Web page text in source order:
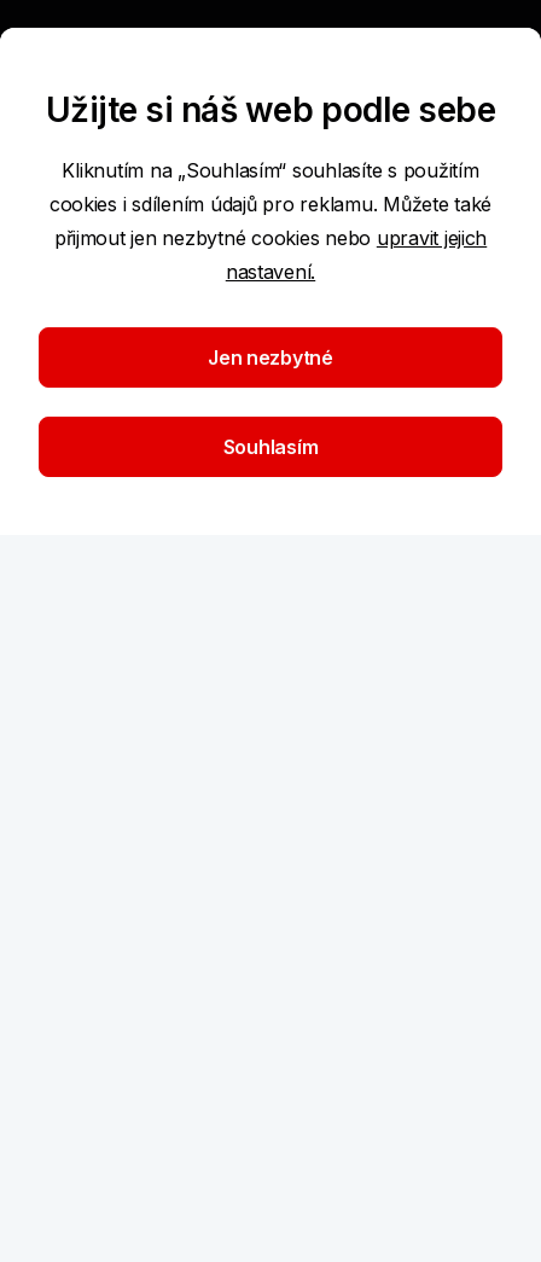
Nabídka
Nástroje a rady
O bance
Časté dotazy
Pobočky a bankomaty
Užijte si náš web podle sebe
Kliknutím na „Souhlasím“ souhlasíte s použitím
cookies i sdílením údajů pro reklamu. Můžete také
přijmout jen nezbytné cookies nebo upravit jejich
nastavení.
Jen nezbytné
Souhlasím